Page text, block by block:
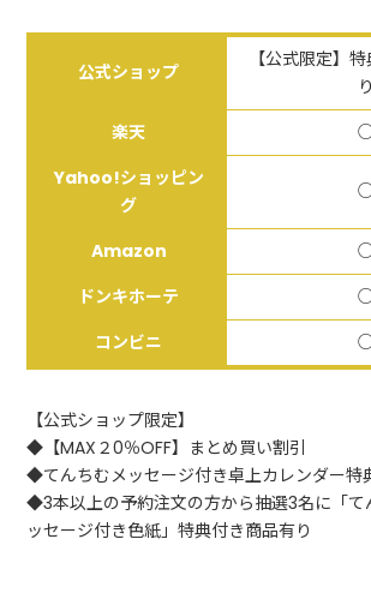
公式ショップ
【公式限定】
り
楽天
Yahoo!ショッピン
グ
Amazon
ドンキホーテ
コンビニ
【公式ショップ限定】
◆【MAX２0％OFF】まとめ買い割引
◆てんちむメッセージ付き卓上カレンダー特
◆3本以上の予約注文の方から抽選3名に「て
ッセージ付き色紙」特典付き商品有り